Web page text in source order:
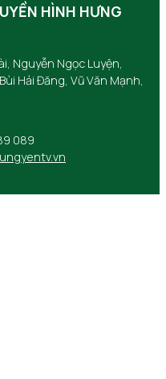
HÌNH HƯNG
Nguyễn Ngọc Luyện,
Hải Đăng, Vũ Văn Mạnh,
089